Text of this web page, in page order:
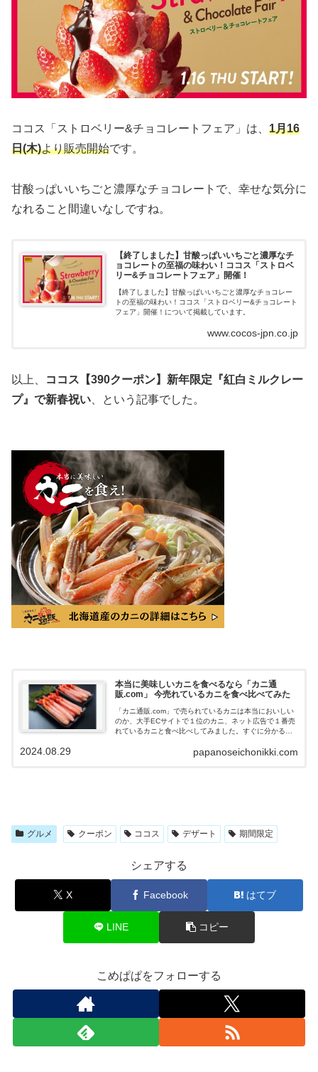
ココス「ストロベリー&チョコレートフェア」は、 1月16
日(木)より販売開始です。
甘酸っぱいいちごと濃厚なチョコレートで、幸せな気分に
なれること間違いなしですね。
【終了しました】甘酸っぱいいちごと濃厚なチ
ョコレートの至福の味わい！ココス「ストロベ
リー&チョコレートフェア」開催！
【終了しました】甘酸っぱいいちごと濃厚なチョコレー
トの至福の味わい！ココス「ストロベリー&チョコレート
フェア」開催！について掲載しています。
www.cocos-jpn.co.jp
以上、
ココス【390クーポン】新年限定『紅白ミルクレー
プ』で新春祝い 、という記事でした。
本当に美味しいカニを食べるなら「カニ通
販.com」 今売れているカニを食べ比べてみた
「カニ通販.com」で売られているカニは本当においしい
のか、大手ECサイトで１位のカニ、ネット広告で１番売
れているカニと食べ比べしてみました。すぐに分かるの
衝撃的な事実が...「カニ通販.com」のカニが１番おいし
papanoseichonikki.com
2024.08.29
グルメ クーポン ココス デザート 期間限定
シェアする
X Facebook はてブ
LINE コピー
こめぱぱをフォローする